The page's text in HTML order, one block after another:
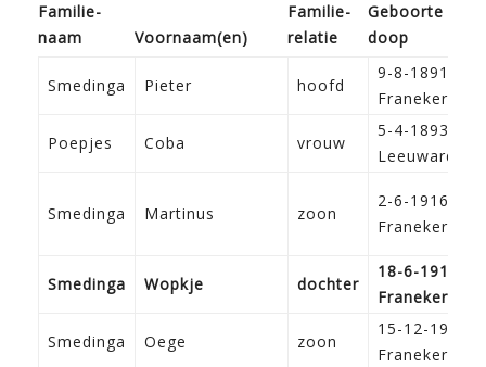
Familie­
naam
Voor­naam(en)
Familie­
relatie
Geboorte /
doop
Smedinga Pieter hoofd
9-8-1891
Franeker
Poepjes Coba vrouw
5-4-1893
Leeuwarden
Smedinga Martinus zoon
2-6-1916
Franeker
Smedinga Wopkje dochter
18-6-1919
Franeker
Smedinga Oege zoon
15-12-1920
Franeker